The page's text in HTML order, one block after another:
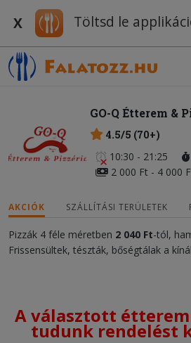
X Töltsd le
GO-Q Étterem &
4.5/5 (70+)
10:30 - 21:25
2 000 Ft - 4 000
AKCIÓK SZÁLLÍTÁSI TERÜLETEK
Pizzák 4 féle méretben 2 040 Ft-tól,
Frissensültek, tészták, bőségtálak a
A választott
tudunk rendelést